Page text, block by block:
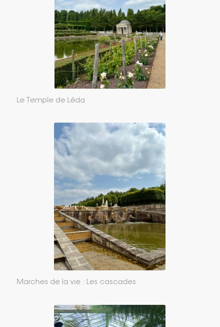
Le Temple de Léda
Marches de la vie : Les cascades